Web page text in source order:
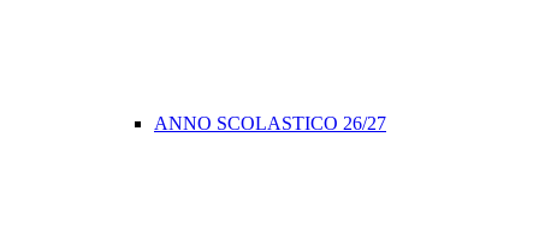
ANNO SCOLASTICO 26/27